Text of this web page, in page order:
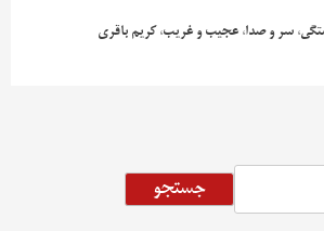
، سر و صدا، عجیب و غریب، کریم باقری
جستجو